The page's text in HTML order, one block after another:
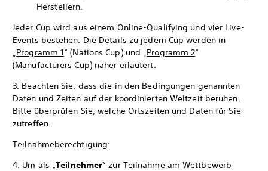
Herstellern.
Jeder Cup wird aus einem Online-Qualifying und vier Live-
Events bestehen. Die Details zu jedem Cup werden in
„Programm 1“ (Nations Cup) und „Programm 2“
(Manufacturers Cup) näher erläutert.
3. Beachten Sie, dass die in den Bedingungen genannten
Daten und Zeiten auf der koordinierten Weltzeit beruhen.
Bitte überprüfen Sie, welche Ortszeiten und Daten für Sie
zutreffen.
Teilnahmeberechtigung:
4. Um als „Teilnehmer“ zur Teilnahme am Wettbewerb